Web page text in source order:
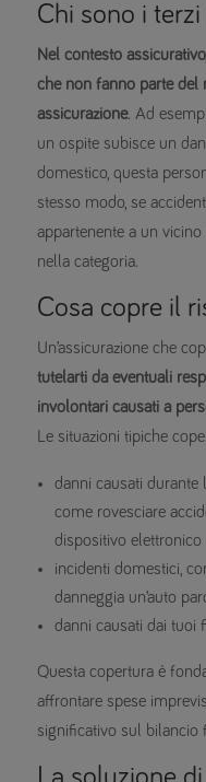
Chi sono i terzi
Nel contesto
che non fanno parte del
assicurazione. Ad
un ospite subisce un
domestico, questa
stesso modo, se
appartenente a un
nella categoria.
Cosa copre il
Un’assicurazione che
tutelarti da eventuali
involontari causati a
Le situazioni tipiche
danni causati durante
come rovesciare
dispositivo
incidenti domestici,
danneggia un’auto
danni causati dai tuoi
Questa copertura è
affrontare spese
significativo sul bilancio